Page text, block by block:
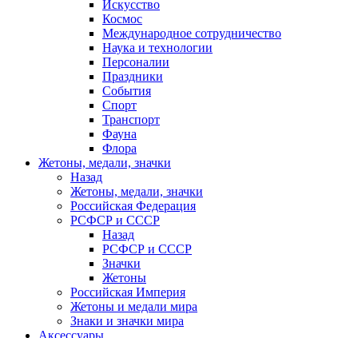
Искусство
Космос
Международное сотрудничество
Наука и технологии
Персоналии
Праздники
События
Спорт
Транспорт
Фауна
Флора
Жетоны, медали, значки
Назад
Жетоны, медали, значки
Российская Федерация
РСФСР и СССР
Назад
РСФСР и СССР
Значки
Жетоны
Российская Империя
Жетоны и медали мира
Знаки и значки мира
Аксессуары